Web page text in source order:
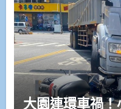
大園連環車禍